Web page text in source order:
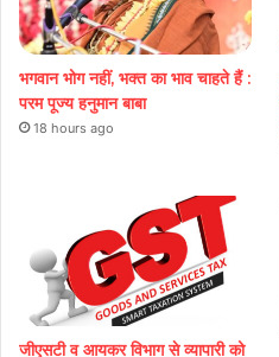
भगवान भोग नहीं, भक्त का भाव चाहते हैं :
परम पूज्य हनुमान बाबा
18 hours ago
जीएसटी व आयकर विभाग से व्यापारी को